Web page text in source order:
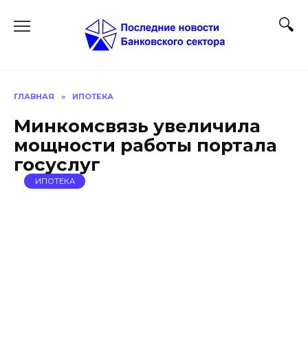
ГЛАВНАЯ » ИПОТЕКА
Минкомсвязь увеличила
мощности работы портала
госуслуг
ИПОТЕКА